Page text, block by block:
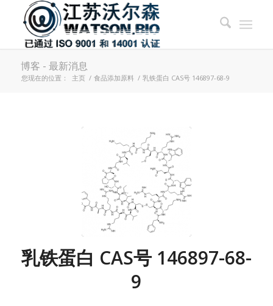
博客 - 最新消息
您现在的位置： 主页 / 食品添加原料 / 乳铁蛋白 CAS号 146897-68-9
乳铁蛋白 CAS号 146897-68-
9